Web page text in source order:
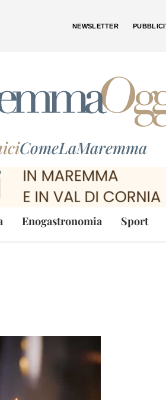
NEWSLETTER
ComeLaMaremma
Enogastronomia Sport